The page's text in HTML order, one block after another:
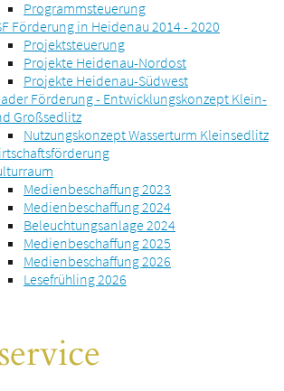
Programmsteuerung
Förderung in Heidenau 2014 - 2020
Projektsteuerung
Projekte Heidenau-Nordost
Projekte Heidenau-Südwest
Förderung - Entwicklungskonzept Klein-
Großsedlitz
Nutzungskonzept Wasserturm Kleinsedlitz
Medienbeschaffung 2023
Medienbeschaffung 2024
Beleuchtungsanlage 2024
Medienbeschaffung 2025
Medienbeschaffung 2026
Lesefrühling 2026